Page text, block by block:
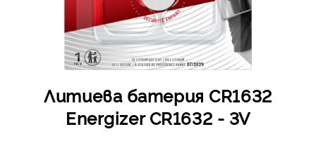
Литиева батерия CR1632
Energizer CR1632 - 3V